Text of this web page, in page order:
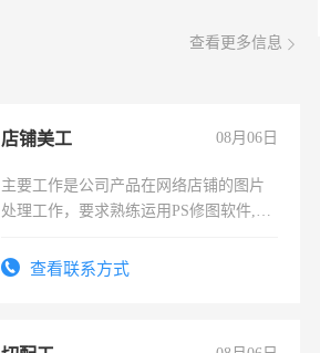
查看更多信息
店铺美工 08月06日
主要工作是公司产品在网络店铺的图片
处理工作，要求熟练运用PS修图软件,工
查看联系方式